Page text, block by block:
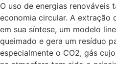
O uso de energias renováveis
economia circular. A extração
em sua síntese, um modelo
queimado e gera um resíduo
especialmente o CO2, gás